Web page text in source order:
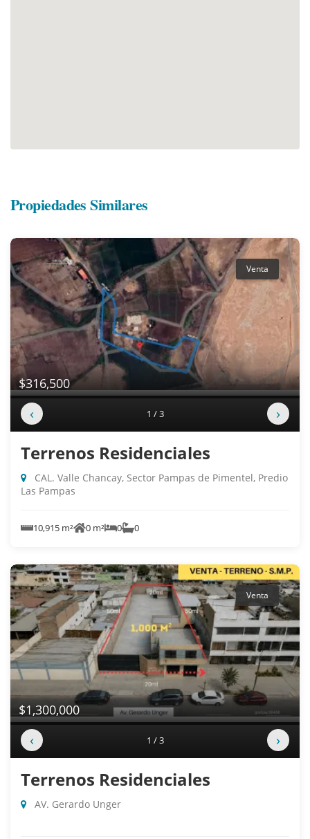
Propiedades Similares
Venta
$316,500
‹ 1 / 3 ›
Terrenos Residenciales
Las Pampas
10,915 m² 0 m² 0 0
Venta
$1,300,000
‹ 1 / 3 ›
Terrenos Residenciales
AV. Gerardo Unger